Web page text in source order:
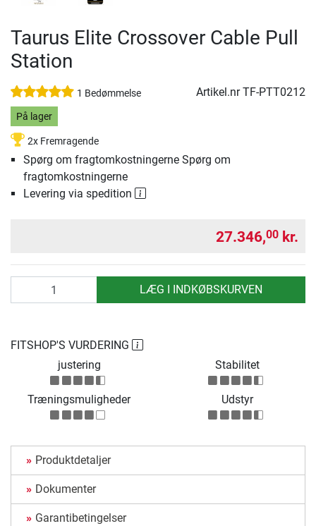
Taurus Elite Crossover Cable Pull
Station
1 Bedømmelse Artikel.nrTF-PTT0212
På lager
2x Fremragende
Spørg om fragtomkostningerne Spørg om
fragtomkostningerne
Levering via spedition
27.346,00 kr.
LÆG I INDKØBSKURVEN
FITSHOP'S VURDERING
justering
Stabilitet
Træningsmuligheder Udstyr
Produktdetaljer
Dokumenter
Garantibetingelser